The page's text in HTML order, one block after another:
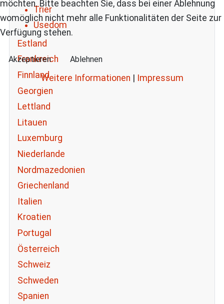
Trier
Usedom
Estland
Frankreich
Finnland
Georgien
Lettland
Litauen
Luxemburg
Niederlande
Nordmazedonien
Griechenland
Italien
Kroatien
Portugal
Österreich
Schweiz
Schweden
Spanien
möchten. Bitte beachten Sie, dass bei einer Ablehnung
womöglich nicht mehr alle Funktionalitäten der Seite zur
Verfügung stehen.
Akzeptieren Ablehnen
Weitere Informationen | Impressum